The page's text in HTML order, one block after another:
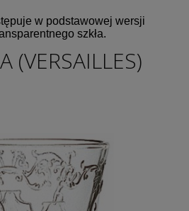
w podstawowej wersji
szkła.
(VERSAILLES)